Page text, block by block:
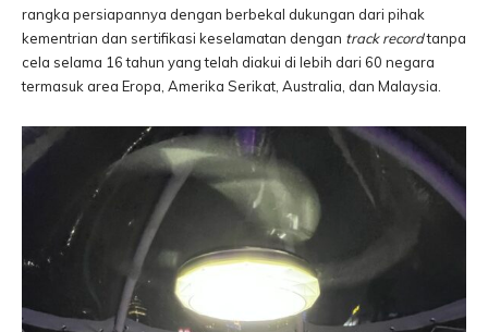
rangka persiapannya dengan berbekal dukungan dari pihak
kementrian dan sertifikasi keselamatan dengan track recordtanpa
cela selama 16 tahun yang telah diakui di lebih dari 60 negara
termasuk area Eropa, Amerika Serikat, Australia, dan Malaysia.